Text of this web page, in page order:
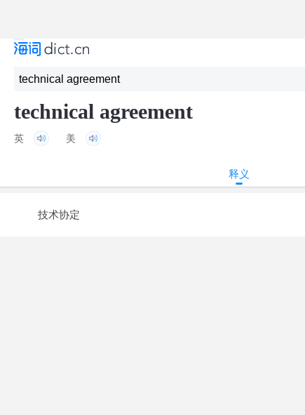
technical agreement
英 美
释义
技术协定